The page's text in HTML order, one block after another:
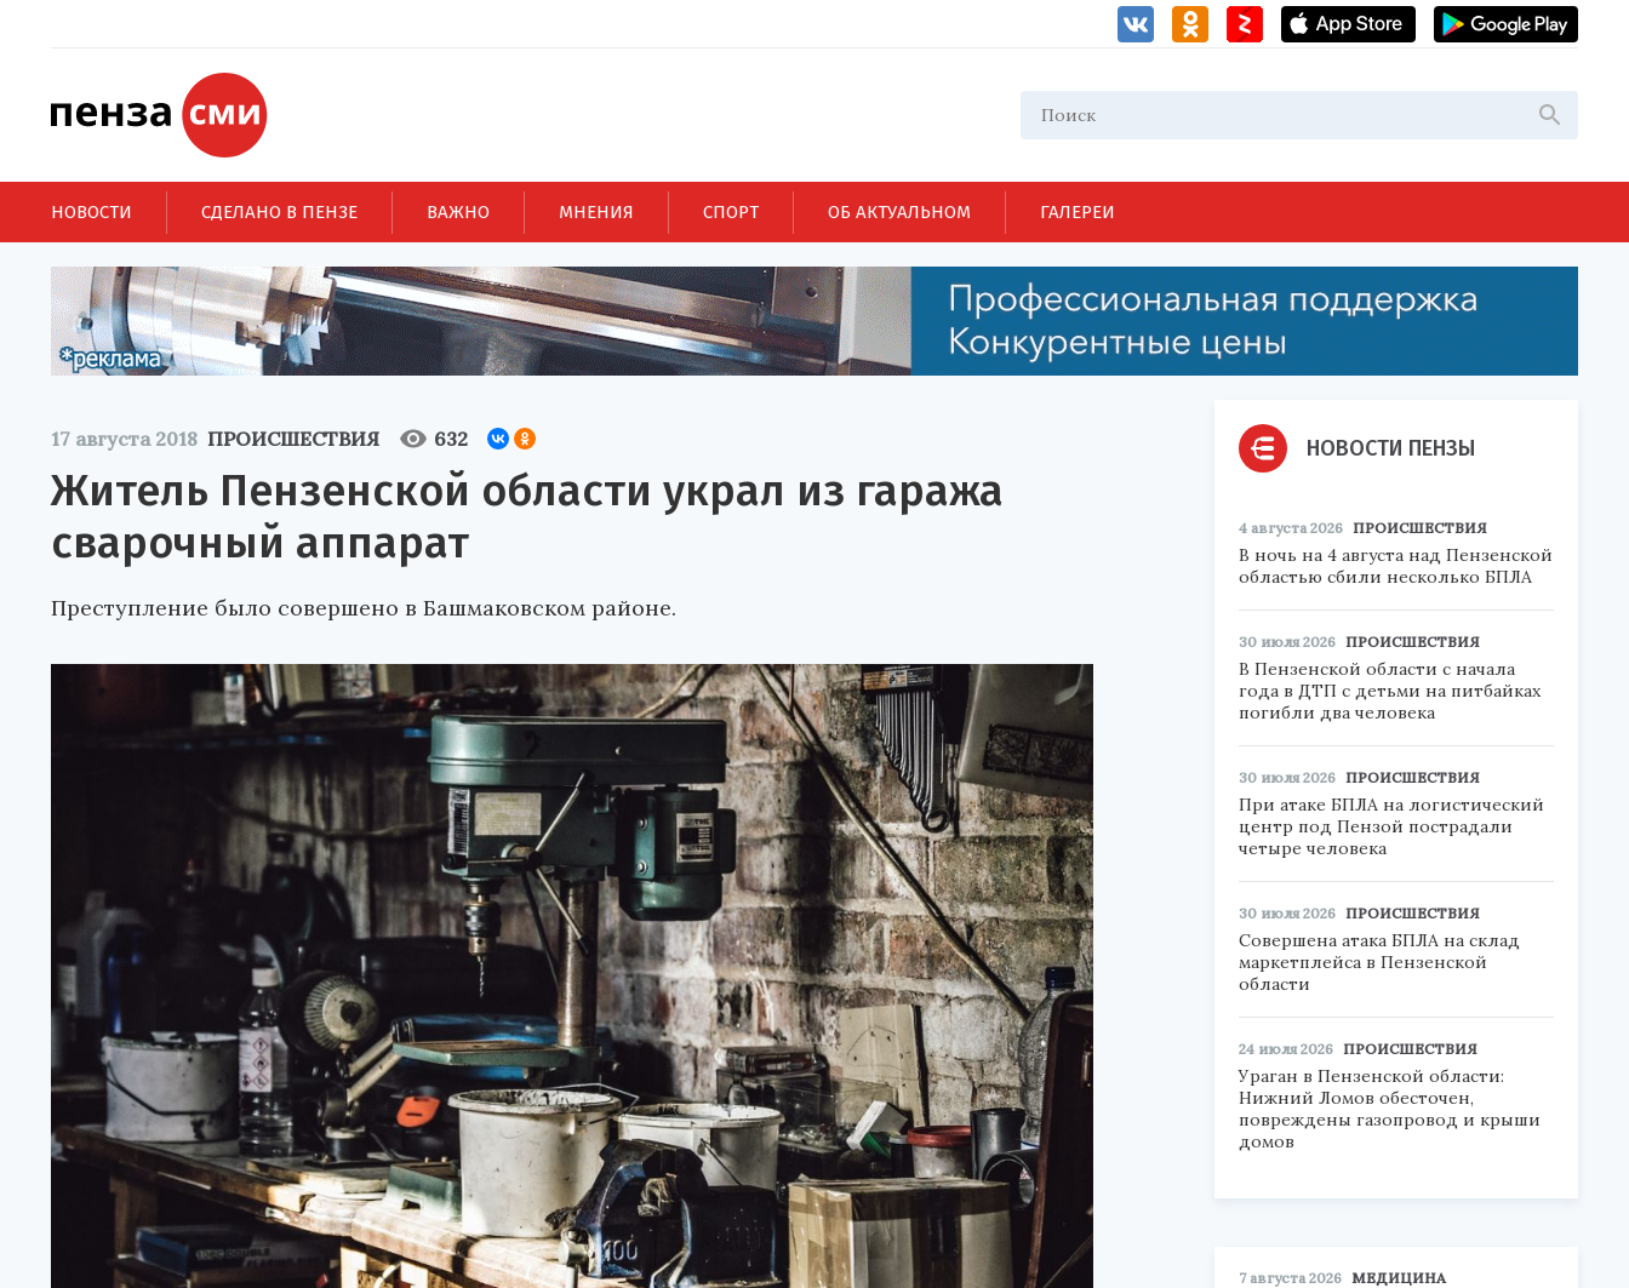
НОВОСТИ СДЕЛАНО В ПЕНЗЕ ВАЖНО МНЕНИЯ СПОРТ ОБ АКТУАЛЬНОМ ГАЛЕРЕИ
17 августа 2018 ПРОИСШЕСТВИЯ 632
Житель Пензенской области украл из гаража
сварочный аппарат
Преступление было совершено в Башмаковском районе.
НОВОСТИ ПЕНЗЫ
4 августа 2026 ПРОИСШЕСТВИЯ
В ночь на 4 августа над Пензенской
областью сбили несколько БПЛА
30 июля 2026 ПРОИСШЕСТВИЯ
В Пензенской области с начала
года в ДТП с детьми на питбайках
погибли два человека
30 июля 2026 ПРОИСШЕСТВИЯ
При атаке БПЛА на логистический
центр под Пензой пострадали
четыре человека
30 июля 2026 ПРОИСШЕСТВИЯ
Совершена атака БПЛА на склад
маркетплейса в Пензенской
области
24 июля 2026 ПРОИСШЕСТВИЯ
Ураган в Пензенской области:
Нижний Ломов обесточен,
повреждены газопровод и крыши
домов
7 августа 2026 МЕДИЦИНА